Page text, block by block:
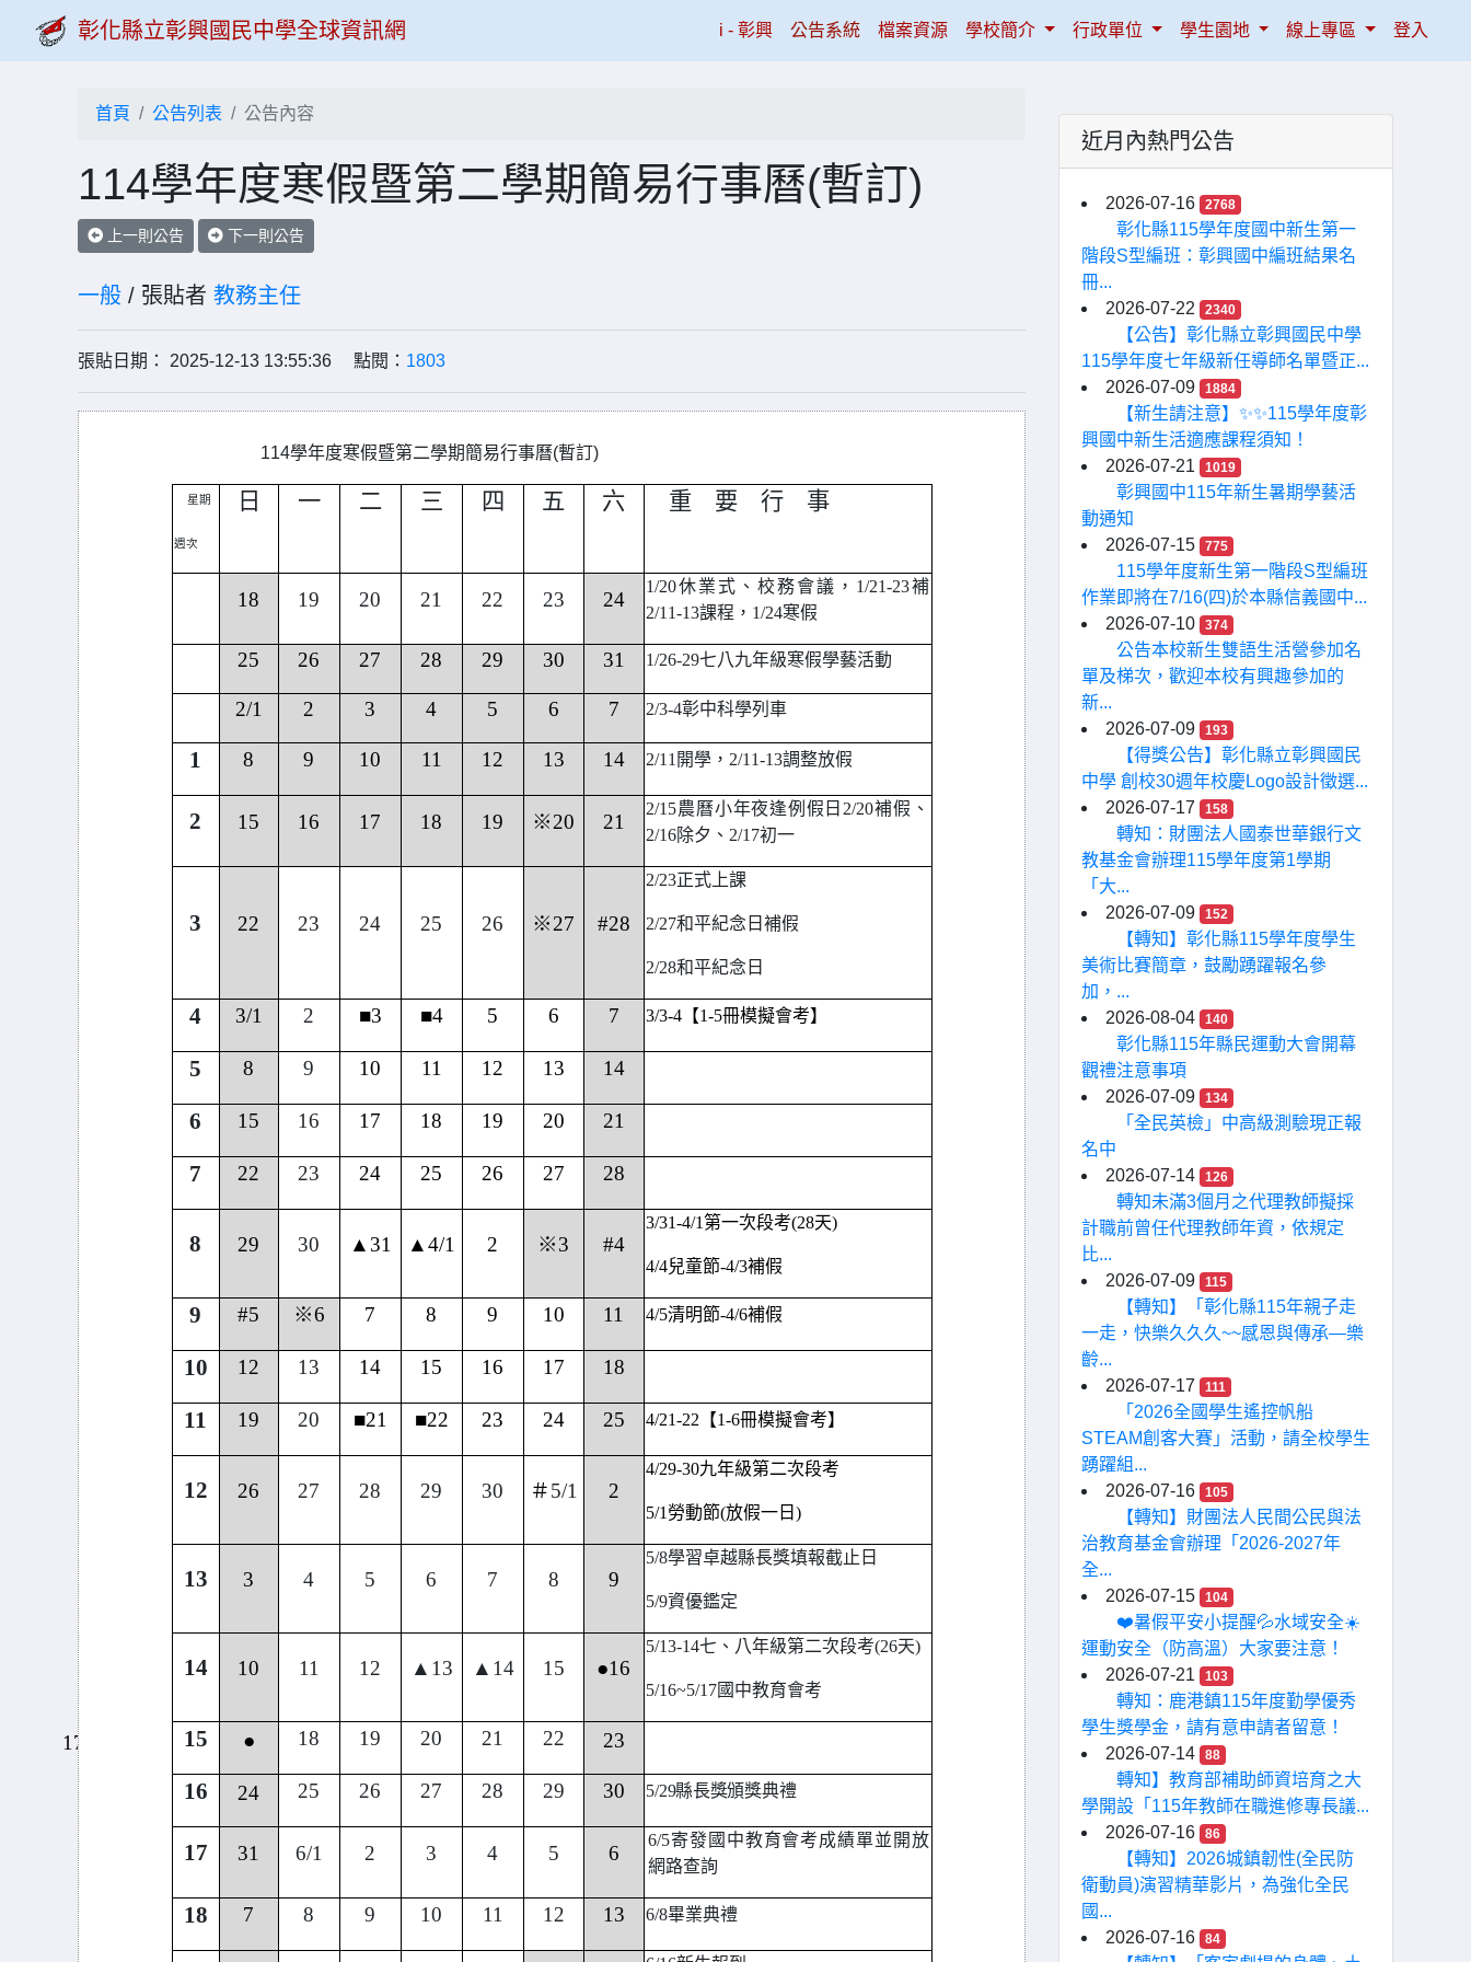
彰化縣立彰興國民中學全球資訊網 i - 彰興(current)
公告系統 檔案資源 學校簡介 行政單位 學生園地 線上專區 登入
首頁 公告列表 公告內容
114學年度寒假暨第二學期簡易行事曆(暫訂)
上一則公告 下一則公告
一般 / 張貼者 教務主任
張貼日期： 2025-12-13 13:55:36 點閱： 1803
114學年度寒假暨第二學期簡易行事曆(暫訂)
星期
週次
日 一 二 三 四 五 六 重 要 行 事
18 19 20 21 22 23 24
1/20休業式、校務會議，1/21-23補
2/11-13課程，1/24寒假
25 26 27 28 29 30 31 1/26-29七八九年級寒假學藝活動
2/1 2 3 4 5 6 7 2/3-4彰中科學列車
1 8 9 10 11 12 13 14 2/11 開學，2/11-13調整放假
2 15 16 17 18 19 ※20 21
2/15農曆小年夜逢例假日2/20補假、
2/16除夕、2/17初一
3 22 23 24 25 26 ※27 #28
2/23正式上課
2/27和平紀念日補假
2/28和平紀念日
4 3/1 2 ■3 ■4 5 6 7 3/3-4 【1-5冊模擬會考】
5 8 9 10 11 12 13 14
6 15 16 17 18 19 20 21
7 22 23 24 25 26 27 28
8 29 30 ▲31 ▲4/1 2 ※3 #4
3/31-4/1第一次段考(28天)
4/4兒童節-4/3補假
9 #5 ※6 7 8 9 10 11 4/5清明節-4/6補假
10 12 13 14 15 16 17 18
11 19 20 ■21 ■22 23 24 25 4/21-22 【1-6冊模擬會考】
12 26 27 28 29 30 ＃5/1 2
4/29-30九年級第二次段考
5/1 勞動節(放假一日)
13 3 4 5 6 7 8 9
5/8學習卓越縣長獎填報截止日
5/9資優鑑定
14 10 11 12 ▲13 ▲14 15 ●16
5/13-14七、八年級第二次段考(26天)
5/16~5/17國中教育會考
15 ●
17 18 19 20 21 22 23
16 24 25 26 27 28 29 30 5/29縣長獎頒獎典禮
17 31 6/1 2 3 4 5 6
6/5寄發國中教育會考成績單並開放
網路查詢
18 7 8 9 10 11 12 13 6/8畢業典禮
近月內熱門公告
2026-07-16 2768
彰化縣115學年度國中新生第一
階段S型編班：彰興國中編班結果名
冊...
2026-07-22
2340
【公告】彰化縣立彰興國民中學
115學年度七年級新任導師名單暨正...
2026-07-09
1884
【新生請注意】✨✨115學年度彰
興國中新生活適應課程須知！
2026-07-21
1019
彰興國中115年新生暑期學藝活
動通知
2026-07-15
775
115學年度新生第一階段S型編班
作業即將在7/16(四)於本縣信義國中...
2026-07-10
374
公告本校新生雙語生活營參加名
單及梯次，歡迎本校有興趣參加的
新...
2026-07-09
193
【得獎公告】彰化縣立彰興國民
中學 創校30週年校慶Logo設計徵選...
2026-07-17
158
轉知：財團法人國泰世華銀行文
教基金會辦理115學年度第1學期
「大...
2026-07-09
152
【轉知】彰化縣115學年度學生
美術比賽簡章，鼓勵踴躍報名參
加，...
2026-08-04
140
彰化縣115年縣民運動大會開幕
觀禮注意事項
2026-07-09
134
「全民英檢」中高級測驗現正報
名中
2026-07-14
126
轉知未滿3個月之代理教師擬採
計職前曾任代理教師年資，依規定
比...
2026-07-09
115
【轉知】「彰化縣115年親子走
一走，快樂久久久~~感恩與傳承—樂
齡...
2026-07-17
111
「2026全國學生遙控帆船
STEAM創客大賽」活動，請全校學生
踴躍組...
2026-07-16
105
【轉知】財團法人民間公民與法
治教育基金會辦理「2026-2027年
全...
2026-07-15
104
❤️暑假平安小提醒💦水域安全☀️
運動安全（防高溫）大家要注意！
2026-07-21
103
轉知：鹿港鎮115年度勤學優秀
學生獎學金，請有意申請者留意！
2026-07-14
88
轉知】教育部補助師資培育之大
學開設「115年教師在職進修專長議...
2026-07-16
86
【轉知】2026城鎮韌性(全民防
衛動員)演習精華影片，為強化全民
國...
2026-07-16
84